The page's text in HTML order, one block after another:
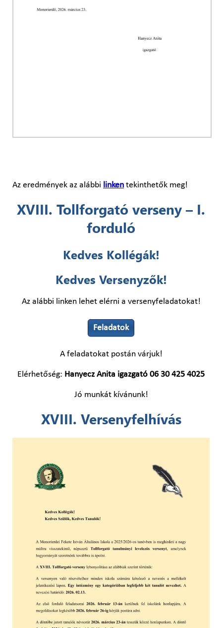
Az eredmények az alábbi linken tekinthetők meg!
XVIII. Tollforgató verseny – I.
forduló
Kedves Kollégák!
Kedves Versenyzők!
Az alábbi linken lehet elérni a versenyfeladatokat!
Feladatok
A feladatokat postán várjuk!
Elérhetőség: Hanyecz Anita igazgató 06 30 425 4025
Jó munkát kívánunk!
XVIII. Versenyfelhívás